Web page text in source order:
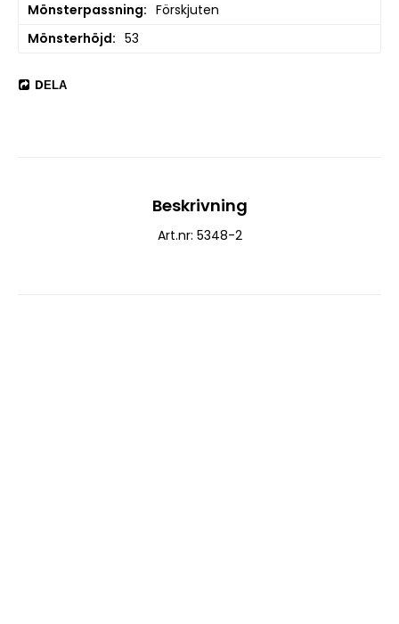
Mönsterpassning
Förskjuten
Mönsterhöjd
53
DELA
Beskrivning
Art.nr: 5348-2